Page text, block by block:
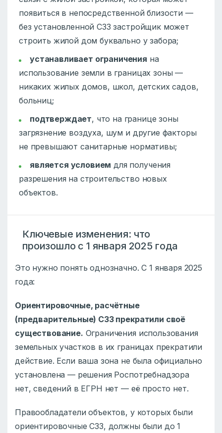
появиться в непосредственной близости —
без установленной СЗЗ застройщик может
строить жилой дом буквально у забора;
устанавливает ограничения на
использование земли в границах зоны —
никаких жилых домов, школ, детских садов,
больниц;
подтверждает, что на границе зоны
загрязнение воздуха, шум и другие факторы
не превышают санитарные нормативы;
является условием для получения
разрешения на строительство новых
объектов.
Ключевые изменения: что
произошло с 1 января 2025 года
Это нужно понять однозначно. С 1 января 2025
года:
Ориентировочные, расчётные
(предварительные) СЗЗ прекратили своё
существование. Ограничения использования
земельных участков в их границах прекратили
действие. Если ваша зона не была официально
установлена — решения Роспотребнадзора
нет, сведений в ЕГРН нет — её просто нет.
Правообладатели объектов, у которых были
ориентировочные СЗЗ, должны были до 1